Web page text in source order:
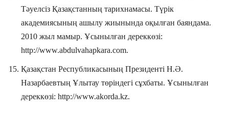
Тәуелсіз Қазақстанның тарихнамасы. Түрік
академиясының ашылу жиынында оқылған баяндама.
2010 жыл мамыр. Ұсынылған дереккөзі:
http://www.abdulvahapkara.com.
Қазақстан Республикасының Президенті Н.Ә.
Назарбаевтың Ұлытау төріндегі сұхбаты. Ұсынылған
дереккөзі: http://www.akorda.kz.